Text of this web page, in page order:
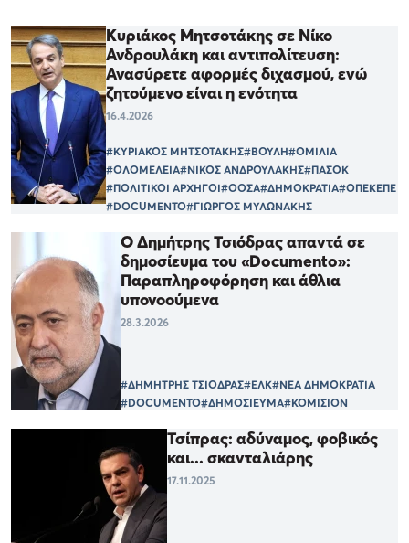
Κυριάκος Μητσοτάκης σε Νίκο
Ανδρουλάκη και αντιπολίτευση:
Ανασύρετε αφορμές διχασμού, ενώ
ζητούμενο είναι η ενότητα
16.4.2026
#ΚΥΡΙΑΚΟΣ ΜΗΤΣΟΤΑΚΗΣ#ΒΟΥΛΗ#ΟΜΙΛΙΑ
#ΟΛΟΜΕΛΕΙΑ#ΝΙΚΟΣ ΑΝΔΡΟΥΛΑΚΗΣ#ΠΑΣΟΚ
#ΠΟΛΙΤΙΚΟΙ ΑΡΧΗΓΟΙ#ΟΟΣΑ#ΔΗΜΟΚΡΑΤΙΑ#ΟΠΕΚΕΠΕ
#DOCUMENTO#ΓΙΩΡΓΟΣ ΜΥΛΩΝΑΚΗΣ
Ο Δημήτρης Τσιόδρας απαντά σε
δημοσίευμα του «Documento»:
Παραπληροφόρηση και άθλια
υπονοούμενα
28.3.2026
#ΔΗΜΗΤΡΗΣ ΤΣΙΟΔΡΑΣ#ΕΛΚ#ΝΕΑ ΔΗΜΟΚΡΑΤΙΑ
#DOCUMENTO#ΔΗΜΟΣΙΕΥΜΑ#ΚΟΜΙΣΙΟΝ
Τσίπρας: αδύναμος, φοβικός
και... σκανταλιάρης
17.11.2025